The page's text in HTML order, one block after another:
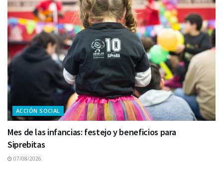
ACCIÓN SOCIAL
Mes de las infancias: festejo y beneficios para
Siprebitas
07/08/2026